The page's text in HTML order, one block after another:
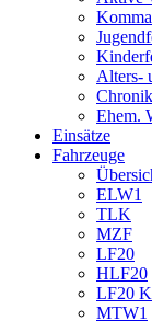
Alters-
Chronik
Ehem.
Einsätze
Fahrzeuge
ELW1
TLK
MZF
LF20
HLF20
LF20
MTW1